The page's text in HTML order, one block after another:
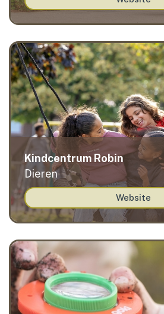
Kindcentrum Robin
Dieren
Website